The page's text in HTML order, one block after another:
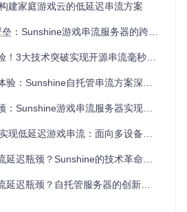
手机到客厅大屏
客户端，实现全设备覆盖：
建家庭游戏云的低延迟串流方案
游戏串流服务器的跨设备无缝体验
3大技术突破实现开源串流毫秒级响应
：Sunshine自托管串流方案深度解析
游戏串流服务器实现跨设备零延迟体验
延迟游戏串流：面向多设备玩家的4大实践
颈？Sunshine的技术革命与全场景部署方案
迟瓶颈？自托管服务器的创新实践